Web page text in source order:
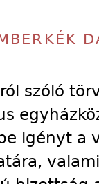
szóló
igényt a